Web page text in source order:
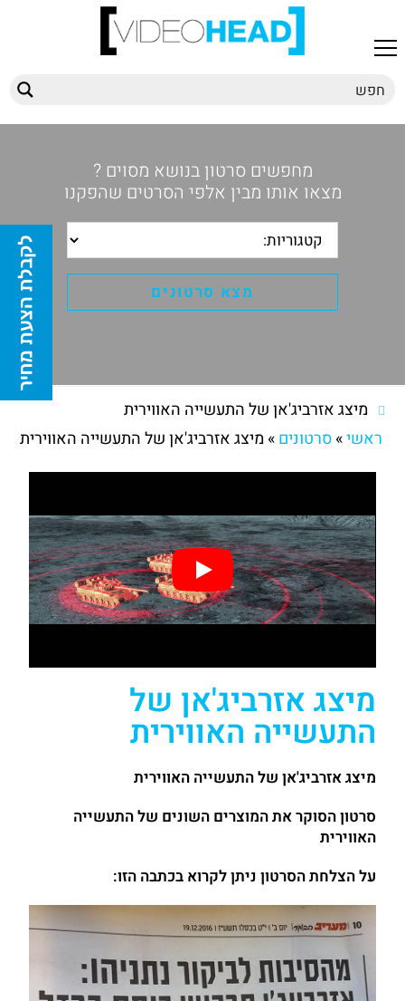
מחפשים סרטון בנושא מסוים ?
מצאו אותו מבין אלפי הסרטים שהפקנו
מיצג אזרביג'אן של התעשייה האווירית
ראשי»סרטונים» מיצג אזרביג'אן של התעשייה האווירית
מיצג אזרביג'אן של
התעשייה האווירית
מיצג אזרביג'אן של התעשייה האווירית
סרטון הסוקר את המוצרים השונים של התעשייה
האווירית
על הצלחת הסרטון ניתן לקרוא בכתבה הזו: